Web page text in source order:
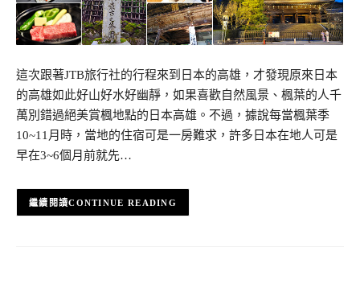
這次跟著JTB旅行社的行程來到日本的高雄，才發現原來日本
的高雄如此好山好水好幽靜，如果喜歡自然風景、楓葉的人千
萬別錯過絕美賞楓地點的日本高雄。不過，據說每當楓葉季
10~11月時，當地的住宿可是一房難求，許多日本在地人可是
早在3~6個月前就先…
CONTINUE READING